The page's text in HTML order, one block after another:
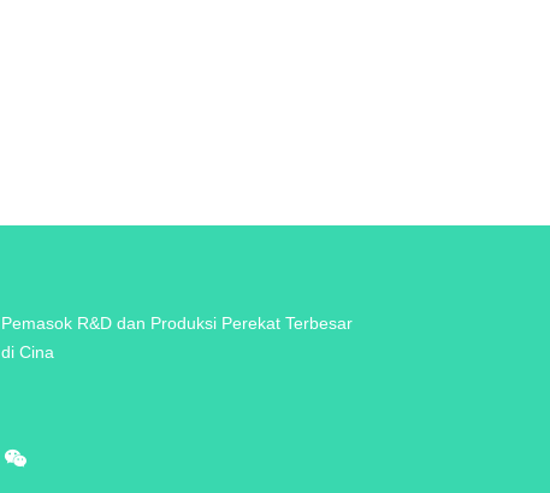
Pemasok R&D dan Produksi Perekat Terbesar
di Cina